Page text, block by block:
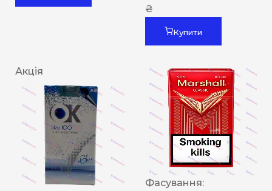
₴
Купити
Акція
Фасування: